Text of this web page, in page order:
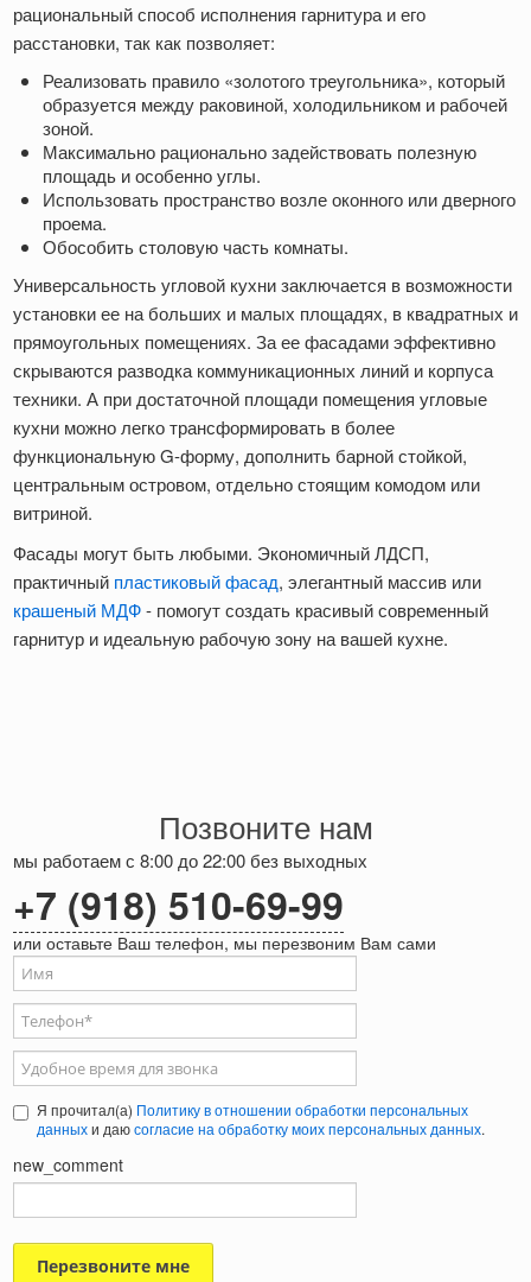
рациональный способ исполнения гарнитура и его
расстановки, так как позволяет:
Реализовать правило «золотого треугольника», который
образуется между раковиной, холодильником и рабочей
зоной.
Максимально рационально задействовать полезную
площадь и особенно углы.
Использовать пространство возле оконного или дверного
проема.
Обособить столовую часть комнаты.
Универсальность угловой кухни заключается в возможности
установки ее на больших и малых площадях, в квадратных и
прямоугольных помещениях. За ее фасадами эффективно
скрываются разводка коммуникационных линий и корпуса
техники. А при достаточной площади помещения угловые
кухни можно легко трансформировать в более
функциональную G-форму, дополнить барной стойкой,
центральным островом, отдельно стоящим комодом или
витриной.
Фасады могут быть любыми. Экономичный ЛДСП,
практичный пластиковый фасад, элегантный массив или
крашеный МДФ- помогут создать красивый современный
гарнитур и идеальную рабочую зону на вашей кухне.
Позвоните нам
мы работаем с 8:00 до 22:00 без выходных
+7 (918) 510-69-99
или оставьте Ваш телефон, мы перезвоним Вам сами
Ваше имя
Телефон*
Удобное время для звонка
Я прочитал(а) Политику в отношении обработки персональных
данныхи даюсогласие на обработку моих персональных данных.
new_comment